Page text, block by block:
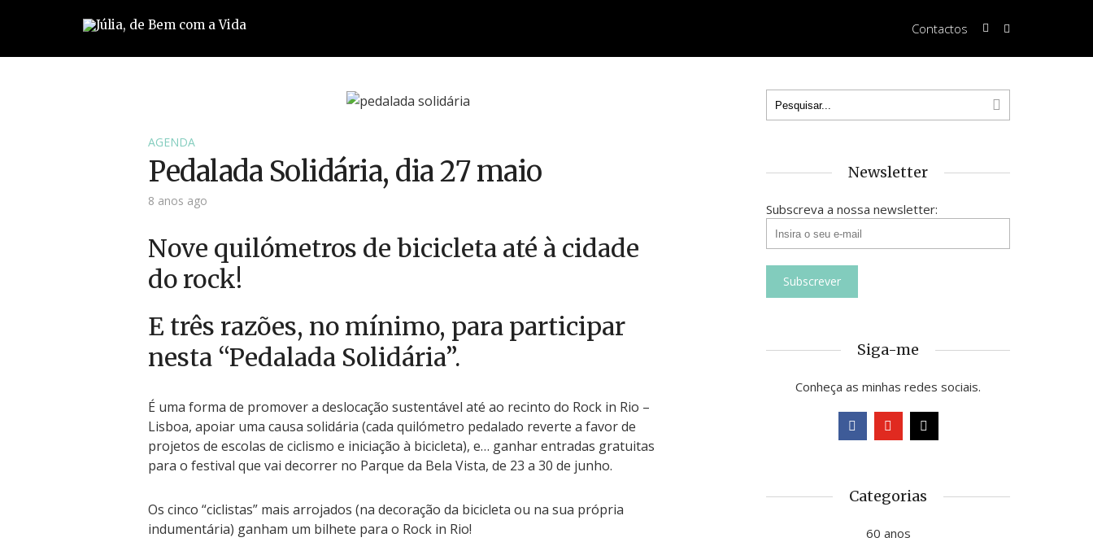
Contactos
AGENDA
Pedalada Solidária, dia 27 maio
8 anos ago
Nove quilómetros de bicicleta até à cidade
do rock!
E três razões, no mínimo, para participar
nesta “Pedalada Solidária”.
É uma forma de promover a deslocação sustentável até ao recinto do Rock in Rio –
Lisboa, apoiar uma causa solidária (cada quilómetro pedalado reverte a favor de
projetos de escolas de ciclismo e iniciação à bicicleta), e… ganhar entradas gratuitas
para o festival que vai decorrer no Parque da Bela Vista, de 23 a 30 de junho.
Os cinco “ciclistas” mais arrojados (na decoração da bicicleta ou na sua própria
indumentária) ganham um bilhete para o Rock in Rio!
Newsletter
Subscreva a nossa newsletter:
Siga-me
Conheça as minhas redes sociais.
Categorias
60 anos